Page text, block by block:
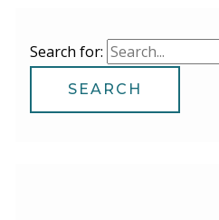
Search for: